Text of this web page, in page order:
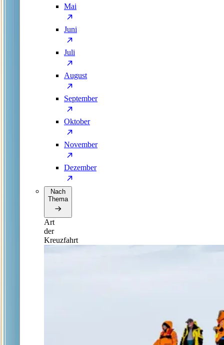
Mai
Juni
Juli
August
September
Oktober
November
Dezember
Nach
Thema
Art
der
Kreuzfahrt